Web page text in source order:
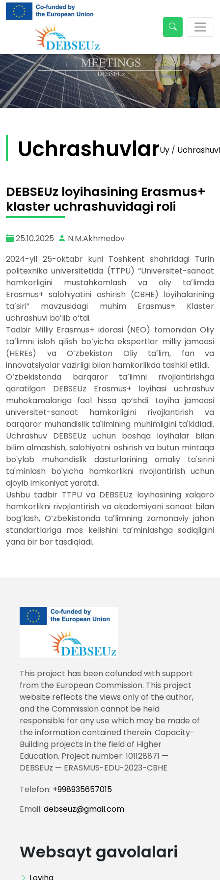
UchrashuvlarUy /
DEBSEUz loyihasining Erasmus+
klaster uchrashuvidagi roli
25.10.2025
N.M.Akhmedov
2024-yil 25-oktabr kuni Toshkent shahridagi Turin
politexnika universitetida (TTPU) “Universitet-sanoat
hamkorligini mustahkamlash va oliy taʼlimda
Erasmus+ salohiyatini oshirish (CBHE) loyihalarining
taʼsiri” mavzusidagi muhim Erasmus+ Klaster
uchrashuvi boʻlib oʻtdi.
Tadbir Milliy Erasmus+ idorasi (NEO) tomonidan Oliy
taʼlimni isloh qilish boʻyicha ekspertlar milliy jamoasi
(HEREs) va Oʻzbekiston Oliy taʼlim, fan va
innovatsiyalar vazirligi bilan hamkorlikda tashkil etildi.
O‘zbekistonda barqaror ta’limni rivojlantirishga
qaratilgan DEBSEUz Erasmus+ loyihasi uchrashuv
muhokamalariga faol hissa qo‘shdi. Loyiha jamoasi
universitet-sanoat hamkorligini rivojlantirish va
barqaror muhandislik ta'limining muhimligini ta'kidladi.
Uchrashuv DEBSEUz uchun boshqa loyihalar bilan
bilim almashish, salohiyatni oshirish va butun mintaqa
bo'ylab muhandislik dasturlarining amaliy ta'sirini
ta'minlash bo'yicha hamkorlikni rivojlantirish uchun
ajoyib imkoniyat yaratdi.
Ushbu tadbir TTPU va DEBSEUz loyihasining xalqaro
hamkorlikni rivojlantirish va akademiyani sanoat bilan
bogʻlash, Oʻzbekistonda taʼlimning zamonaviy jahon
standartlariga mos kelishini taʼminlashga sodiqligini
yana bir bor tasdiqladi.
This project has been cofunded with support
from the European Commission. This project
website reflects the views only of the author,
and the Commission cannot be held
responsible for any use which may be made of
the information contained therein. Capacity-
Building projects in the field of Higher
Education. Project number: 101128871 —
DEBSEUz — ERASMUS-EDU-2023-CBHE
Telefon: +998935657015
Email: debseuz@gmail.com
Websayt gavolalari
Loyiha